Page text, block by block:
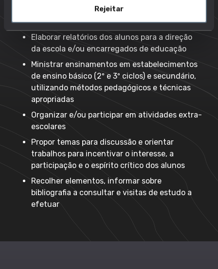
Rejeitar
complexidade dos assuntos e as
características do grupo a que se destinam
Elaborar relatórios dos alunos para a direção
da escola e/ou encarregados de educação
Ministrar ensinamentos em estabelecimentos
de ensino básico (2º e 3º ciclos) e secundário,
utilizando métodos pedagógicos e técnicas
apropriadas
Organizar e/ou participar em atividades extra-
escolares
Propor temas para discussão e orientar
trabalhos para incentivar o interesse, a
participação e o espírito crítico dos alunos
Recolher elementos, informar sobre
bibliografia a consultar e visitas de estudo a
efetuar